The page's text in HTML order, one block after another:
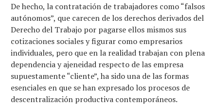
De hecho, la contratación de trabajadores como “falsos
autónomos”, que carecen de los derechos derivados del
Derecho del Trabajo por pagarse ellos mismos sus
cotizaciones sociales y figurar como empresarios
individuales, pero que en la realidad trabajan con plena
dependencia y ajeneidad respecto de las empresa
supuestamente “cliente”, ha sido una de las formas
esenciales en que se han expresado los procesos de
descentralización productiva contemporáneos.